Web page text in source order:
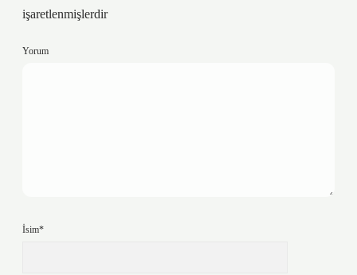
işaretlenmişlerdir
Yorum
İsim*